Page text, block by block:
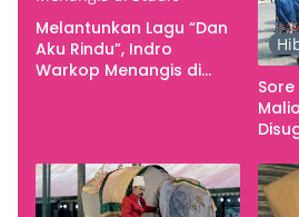
Melantunkan Lagu “Dan
Aku Rindu”, Indro
Warkop Menangis di